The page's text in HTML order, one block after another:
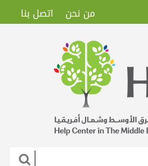
من نحن اتصل بنا